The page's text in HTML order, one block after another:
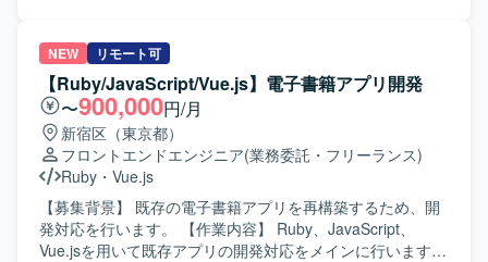
に直接貢献できるポジションです。フルサイクルで開発工
程を担当できるため、要件定義から実装・テストまで一貫
した経験を積むことができ、アーキテクチャ選定やパフォ
ーマンス改善など技術的な意思決定にも主体的に関わるこ
とができます。若手メンバーの多いチームを率いる経験を
通じて、技術的リードやチームビルディングのスキルも磨
いていただけます。 【開発環境】 バックエンドはRuby、
Ruby on Railsを中心とし、フロントエンドには
TypeScript、React.js、Jest、CodeceptJS、Playwright、
Storybookなどを活用しております。インフラは
だきます。新機能追加や既存機能の改善、パフォーマンス
チューニングなどを行いながら、事業要件をプロダクトに
反映していきます。 【求める人物像】 プロダクトや事業の
課題を理解しながら主体的に開発を進めていただける方を
求めています。チームでの開発を重視し、ペア/モブプログ
ラミングなどの開発スタイルにも柔軟に取り組んでいただ
ける方、AIツールなど新しい技術の活用にも前向きに取り
組んでいただける方が望ましいです。 【ポジションの魅
力】 物流マッチングサービスの中核となるバックエンド開
発に携わることができ、複数プロダクトの機能開発・運用
NEW リモート可
【Ruby/JavaScript/Vue.js】電子書籍アプリ開発
〜900,000円/月
新宿区（東京都）
フロントエンドエンジニア(業務委託・フリーランス)
Ruby ・ Vue.js
【募集背景】 既存の電子書籍アプリを再構築するため、開
発対応を行います。 【作業内容】 Ruby、JavaScript、
Vue.jsを用いて既存アプリの開発対応をメインに行います。